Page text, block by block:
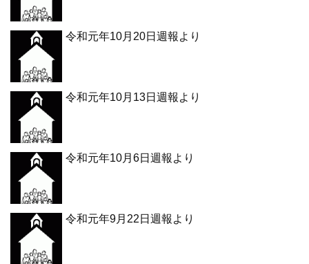
令和元年10月20日週報より
令和元年10月13日週報より
令和元年10月6日週報より
令和元年9月22日週報より